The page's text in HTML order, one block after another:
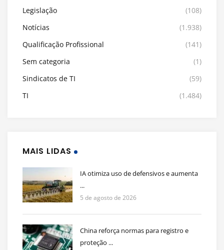
Legislação
(108)
Notícias
(1.938)
Qualificação Profissional
(141)
Sem categoria
(1)
Sindicatos de TI
(59)
TI
(1.484)
MAIS LIDAS
IA otimiza uso de defensivos e aumenta
...
5 de agosto de 2026
China reforça normas para registro e
proteção ...